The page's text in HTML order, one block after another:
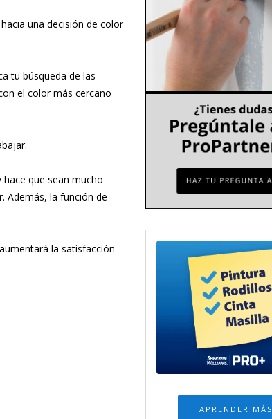
una decisión de color
tu búsqueda de las
el color más cercano
que sean mucho
Además, la función de
la satisfacción
APRENDER MÁS